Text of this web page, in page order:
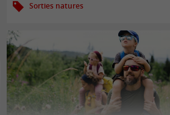
Sorties natures